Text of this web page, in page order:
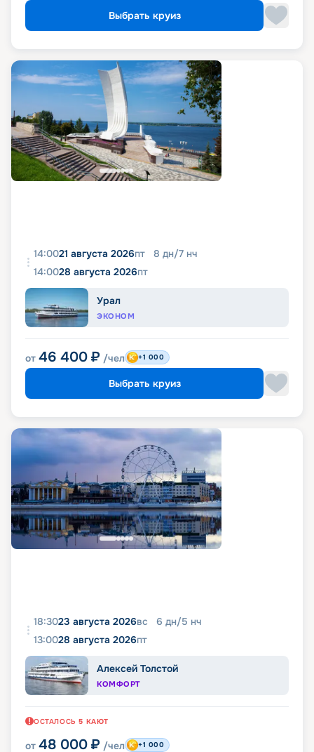
Выбрать круиз
14:0021 августа 2026пт 8 дн/7 нч
14:0028 августа 2026пт
Урал
ЭКОНОМ
от 46 400 ₽ /чел +1 000
Выбрать круиз
18:3023 августа 2026вс 6 дн/5 нч
13:0028 августа 2026пт
Алексей Толстой
КОМФОРТ
ОСТАЛОСЬ 5 КАЮТ
от 48 000 ₽ /чел +1 000